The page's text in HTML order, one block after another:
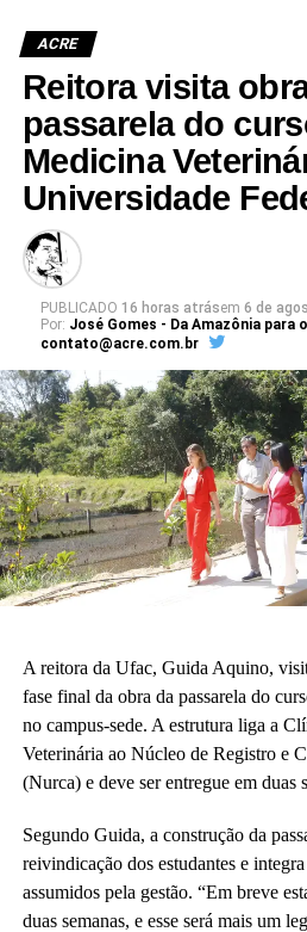
ACRE
Reitora visita
passarela do
Medicina
Universidade
PUBLICADO 16 horas atrásem 6 de
Por: José Gomes - Da Amazônia para
contato@acre.com.br
A reitora da Ufac, Guida Aquino,
fase final da obra da passarela do
no campus-sede. A estrutura liga a
Veterinária ao Núcleo de Registro e
(Nurca) e deve ser entregue em duas
Segundo Guida, a construção da
reivindicação dos estudantes e
assumidos pela gestão. “Em breve
duas semanas, e esse será mais um